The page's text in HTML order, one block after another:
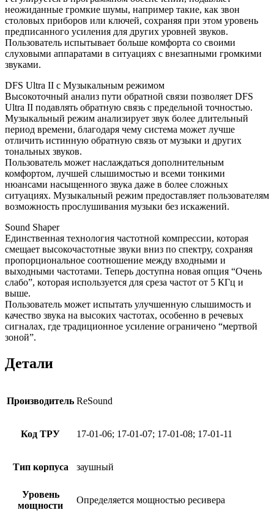
неожиданные громкие шумы, например такие, как звон
столовых приборов или ключей, сохраняя при этом уровень
предписанного усиления для других уровней звуков.
Пользователь испытывает больше комфорта со своими
слуховыми аппаратами в ситуациях с внезапными громкими
звуками.
DFS Ultra II с Музыкальным режимом
Высокоточный анализ пути обратной связи позволяет DFS
Ultra II подавлять обратную связь с предельной точностью.
Музыкальный режим анализирует звук более длительный
период времени, благодаря чему система может лучше
отличить истинную обратную связь от музыки и других
тональных звуков.
Пользователь может наслаждаться дополнительным
комфортом, лучшей слышимостью и всеми тонкими
нюансами насыщенного звука даже в более сложных
ситуациях. Музыкальный режим предоставляет пользователям
возможность прослушивания музыки без искажений.
Sound Shaper
Единственная технология частотной компрессии, которая
смещает высокочастотные звуки вниз по спектру, сохраняя
пропорциональное соотношение между входными и
выходными частотами. Теперь доступна новая опция “Очень
слабо”, которая используется для среза частот от 5 КГц и
выше.
Пользователь может испытать улучшенную слышимость и
качество звука на высоких частотах, особенно в речевых
сигналах, где традиционное усиление ограничено “мертвой
зоной”.
Детали
Производитель ReSound
Код ТРУ 17-01-06; 17-01-07; 17-01-08; 17-01-11
Тип корпуса заушный
Уровень
мощности
Определяется мощностью ресивера